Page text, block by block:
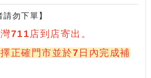
請勿下單】
711店到店寄出。
正確門市並於7日內完成補